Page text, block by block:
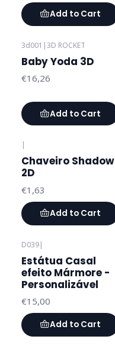
Add to Cart
3d001 |3D ROCKET
Baby Yoda 3D
€16,26
Add to Cart
|
Chaveiro Shadow
2D
€1,63
Add to Cart
D039|
Estátua Casal
efeito Mármore -
Personalizável
€15,00
Add to Cart